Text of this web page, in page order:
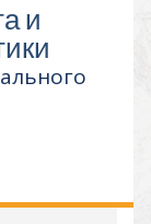
и